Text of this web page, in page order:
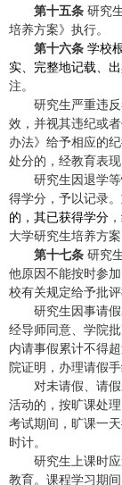
第十五条 研究
培养方案》执行。
第十六条 学校
实、完整地记载、
注。
研究生严重违
效，并视其违纪或
办法》给予相应的
处分的，经教育表
研究生因退学
得学分，予以记录。
的，其已获得学分
大学研究生培养方
第十七条 研究
他原因不能按时参
校有关规定给予批
研究生因事请假
经导师同意、学院
内请事假累计不得
院证明，办理请假手
对未请假、请
活动的，按旷课处
考试期间，旷课一
时计。
研究生上课时
教育。课程学习期